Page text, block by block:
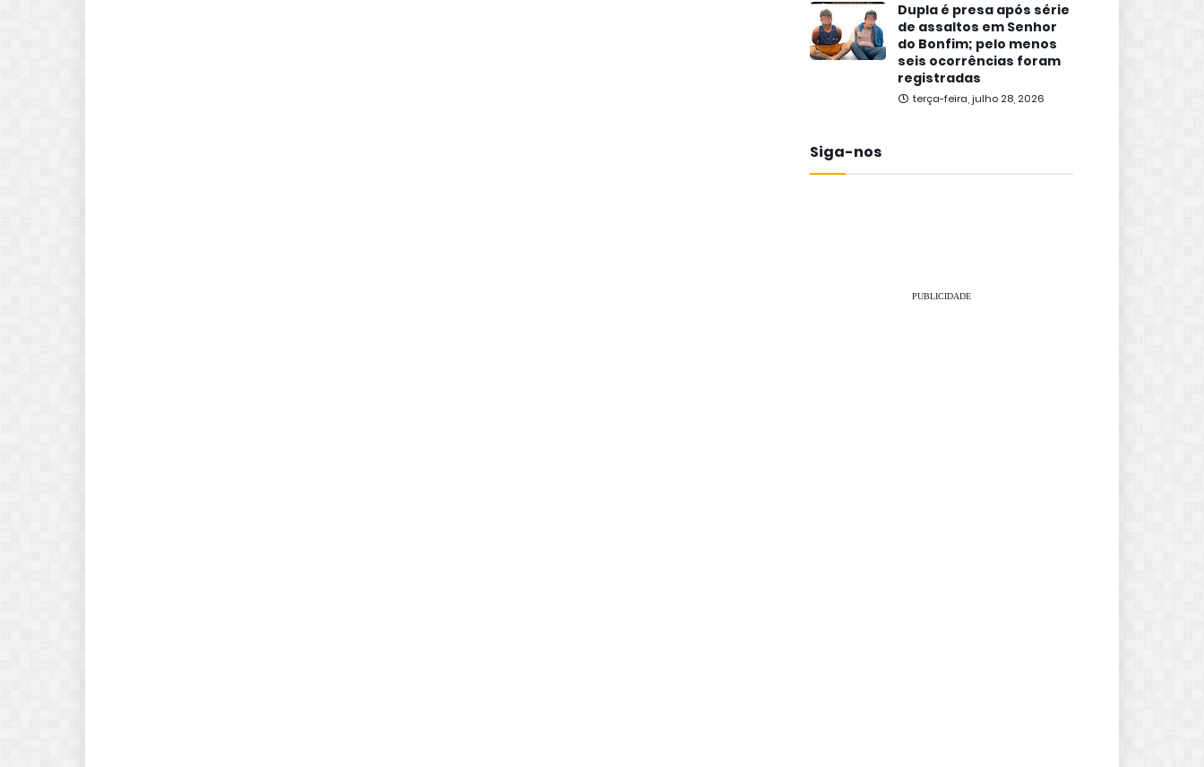
Dupla é presa após série
de assaltos em Senhor
do Bonfim; pelo menos
seis ocorrências foram
registradas
terça-feira, julho 28, 2026
Siga-nos
PUBLICIDADE